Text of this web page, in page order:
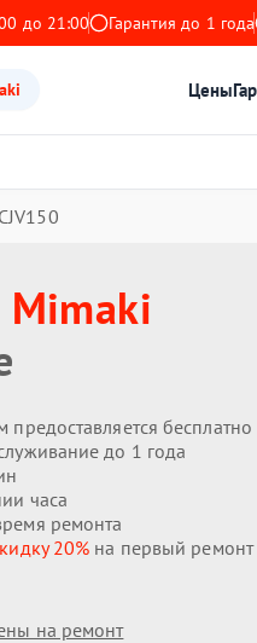
до 21:00 Гарантия до 1 года
Цены
Mimaki
бесплатно
до 1 года
часа
ремонта
20% на первый ремонт
на ремонт